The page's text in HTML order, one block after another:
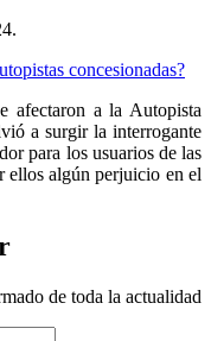
.
afectaron a la Autopista
a surgir la interrogante
para los usuarios de las
ellos algún perjuicio en el
de toda la actualidad